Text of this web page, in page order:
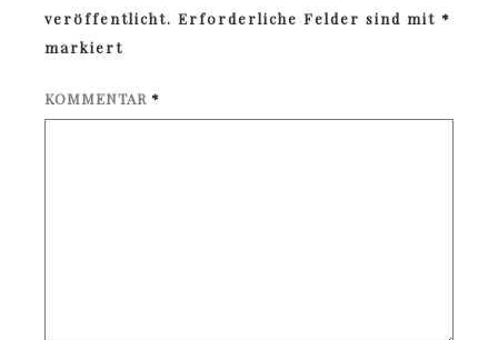
veröffentlicht. Erforderliche Felder sind mit *
markiert
KOMMENTAR *